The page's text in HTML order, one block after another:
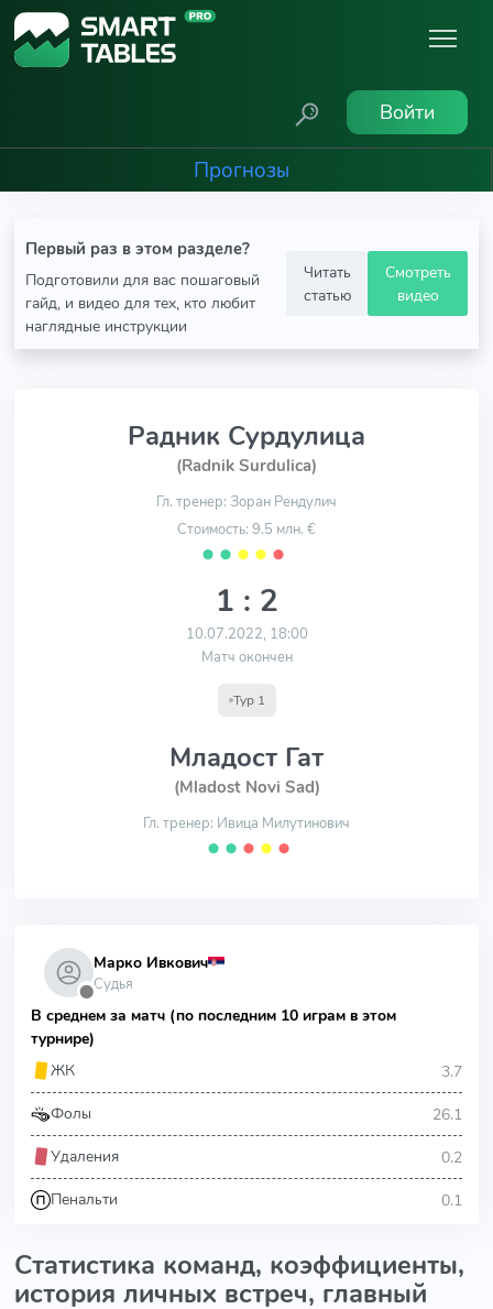
Войти
Прогнозы
Первый раз в этом разделе?
Подготовили для вас пошаговый
гайд, и видео для тех, кто любит
наглядные инструкции
Читать
статью
Смотреть
видео
Радник Сурдулица
(Radnik Surdulica)
Гл. тренер: Зоран Рендулич
Стоимость: 9.5 млн. €
⬤ ⬤ ⬤ ⬤ ⬤
1 : 2
10.07.2022, 18:00
Матч окончен
Тур 1
Младост Гат
(Mladost Novi Sad)
Гл. тренер: Ивица Милутинович
⬤ ⬤ ⬤ ⬤ ⬤
⬤
Марко Ивкович
Судья
В среднем за матч (по последним 10 играм в этом
турнире)
ЖК
3.7
Фолы 26.1
Удаления 0.2
Пенальти 0.1
Статистика команд, коэффициенты,
история личных встреч, главный